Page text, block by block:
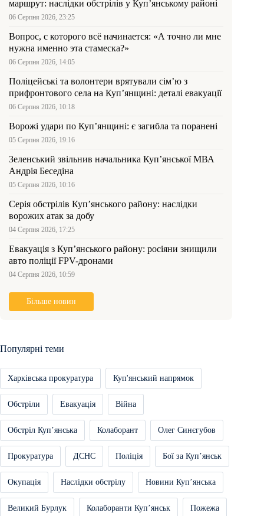
маршрут: наслідки обстрілів у Куп’янському районі
06 Серпня 2026, 23:25
Вопрос, с которого всё начинается: «А точно ли мне
нужна именно эта стамеска?»
06 Серпня 2026, 14:05
Поліцейські та волонтери врятували сім’ю з
прифронтового села на Куп’янщині: деталі евакуації
06 Серпня 2026, 10:18
Ворожі удари по Куп’янщині: є загибла та поранені
05 Серпня 2026, 19:16
Зеленський звільнив начальника Купʼянської МВА
Андрія Беседіна
05 Серпня 2026, 10:16
Серія обстрілів Куп’янського району: наслідки
ворожих атак за добу
04 Серпня 2026, 17:25
Евакуація з Куп’янського району: росіяни знищили
авто поліції FPV-дронами
04 Серпня 2026, 10:59
Більше новин
Популярні теми
Харківська прокуратура Куп'янський напрямок
Обстріли Евакуація Війна
Обстріл Купʼянська Колаборант Олег Синєгубов
Прокуратура ДСНС Поліція Бої за Купʼянськ
Окупація Наслідки обстрілу Новини Купʼянська
Великий Бурлук Колаборанти Купʼянськ Пожежа